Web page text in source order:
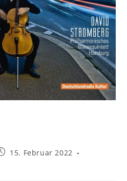
15. Februar 2022